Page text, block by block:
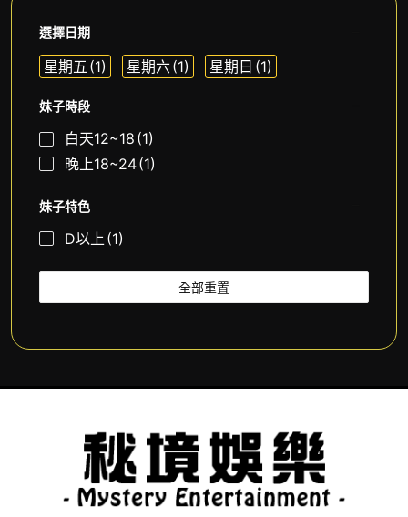
選擇日期
星期五 (1) 星期六(1) 星期日 (1)
妹子時段
白天12~18 (1)
晚上18~24(1)
妹子特色
D以上 (1)
全部重置